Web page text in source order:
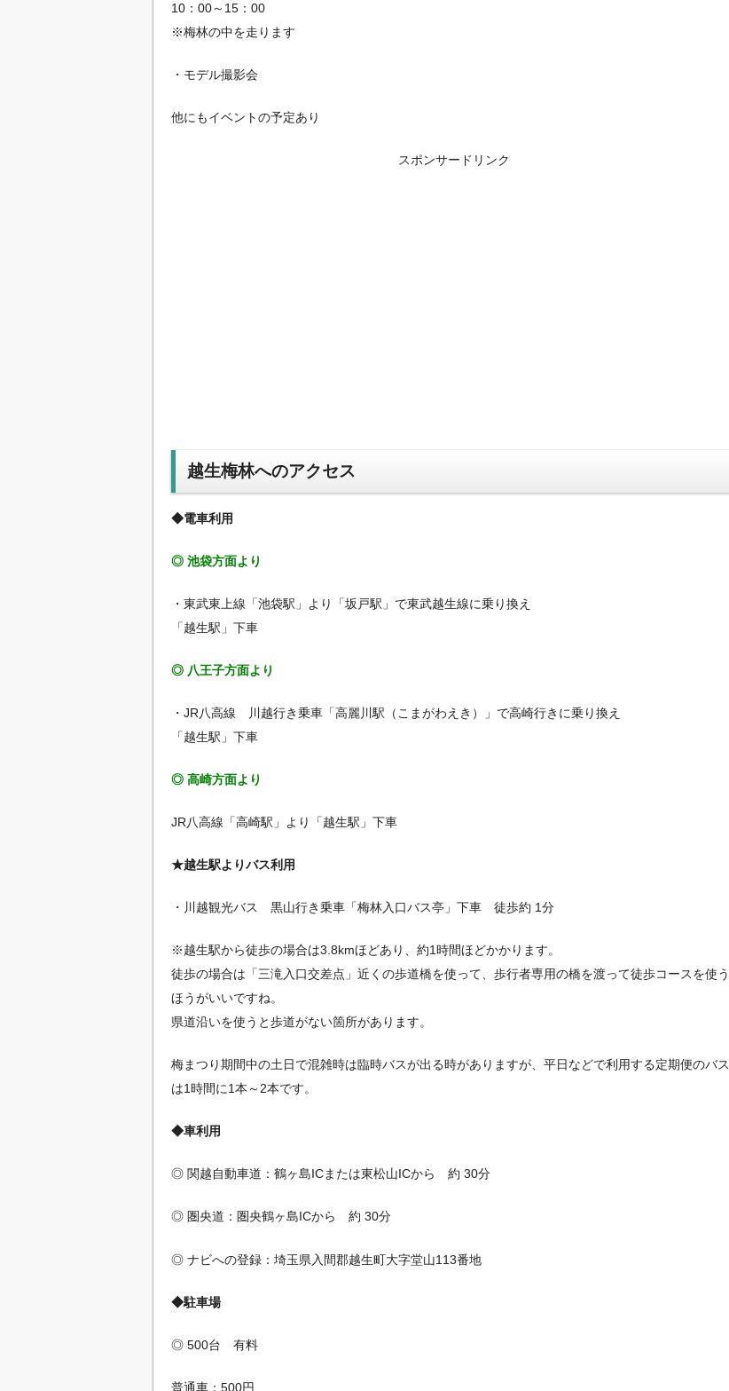
10：00～15：00
※梅林の中を走ります
・モデル撮影会
他にもイベントの予定あり
スポンサードリンク
越生梅林へのアクセス
◆電車利用
◎ 池袋方面より
・東武東上線「池袋駅」より「坂戸駅」で東武越生線に乗り換え
「越生駅」下車
◎ 八王子方面より
・JR八高線 川越行き乗車「高麗川駅（こまがわえき）」で高崎行きに乗り換え
「越生駅」下車
◎ 高崎方面より
JR八高線「高崎駅」より「越生駅」下車
★越生駅よりバス利用
・川越観光バス 黒山行き乗車「梅林入口バス亭」下車 徒歩約 1分
※越生駅から徒歩の場合は3.8kmほどあり、約1時間ほどかかります。
徒歩の場合は「三滝入口交差点」近くの歩道橋を使って、歩行者専用の橋を渡って徒歩コースを使う
ほうがいいですね。
県道沿いを使うと歩道がない箇所があります。
梅まつり期間中の土日で混雑時は臨時バスが出る時がありますが、平日などで利用する定期便のバス
は1時間に1本～2本です。
◆車利用
◎ 関越自動車道：鶴ヶ島ICまたは東松山ICから 約 30分
◎ 圏央道：圏央鶴ヶ島ICから 約 30分
◎ ナビへの登録：埼玉県入間郡越生町大字堂山113番地
◆駐車場
◎ 500台 有料
普通車：500円